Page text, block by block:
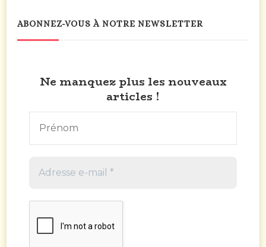
ABONNEZ-VOUS À NOTRE NEWSLETTER
Ne manquez plus les nouveaux
articles !